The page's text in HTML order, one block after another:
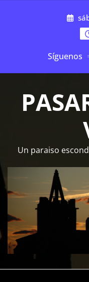
Síguenos
Un paraiso